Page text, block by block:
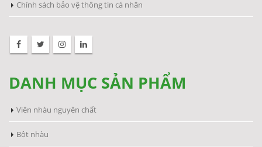
Chính sách bảo vệ thông tin cá nhân
DANH MỤC SẢN PHẨM
Viên nhàu nguyên chất
Bột nhàu